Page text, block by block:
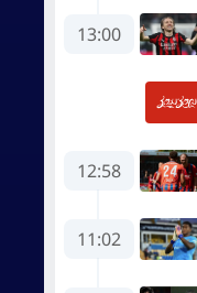
13:00
12:58
11:02